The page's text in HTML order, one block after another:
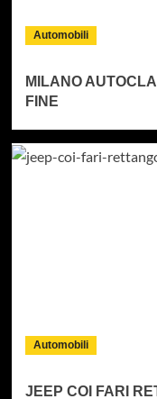
Automobili
MILANO
FINE
Automobili
JEEP COI FARI